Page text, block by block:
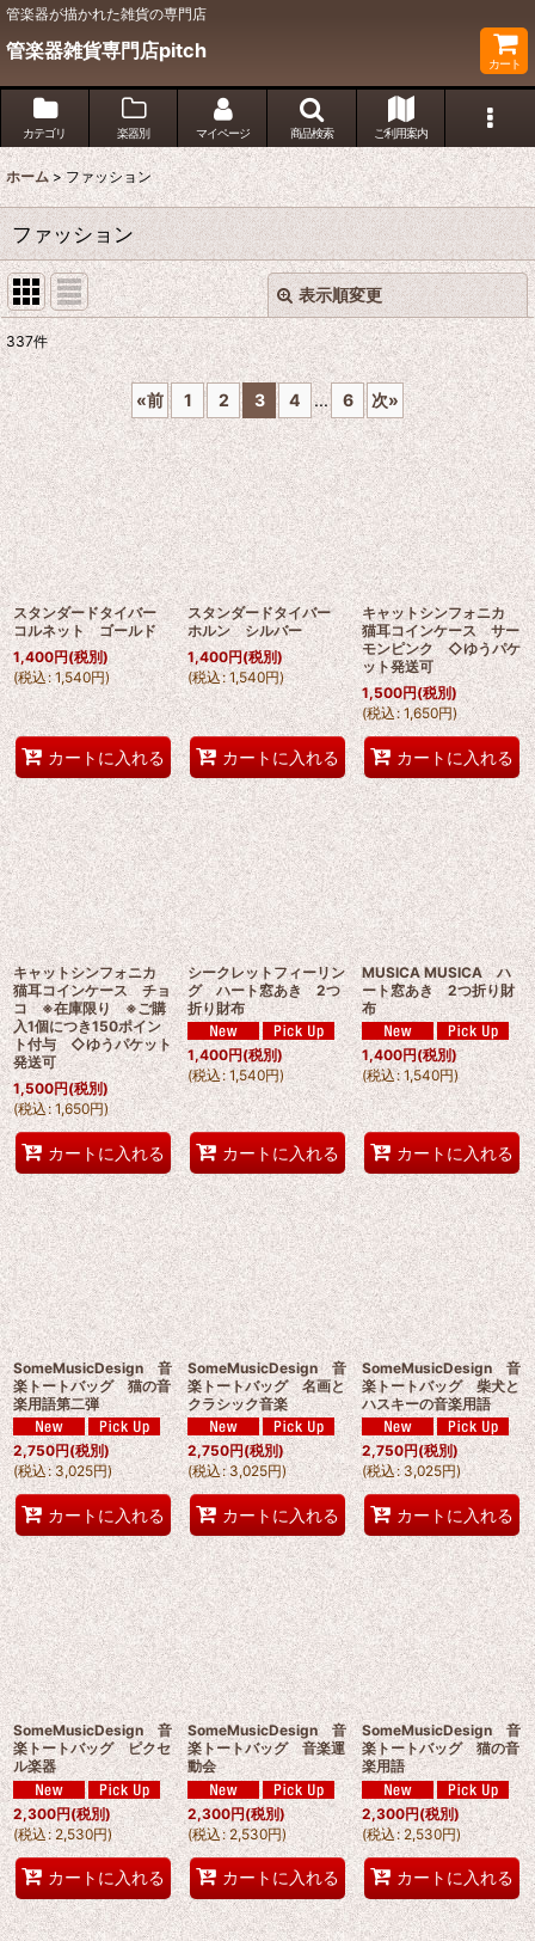
管楽器が描かれた雑貨の専門店
管楽器雑貨専門店pitch
カート
カテゴリ 楽器別 マイページ 商品検索 ご利用案内
ホーム > ファッション
ファッション
表示順変更
サブカテゴリ:
表示数:
並び順:
絞り込む
閉じる
337件
«前 1 2 3 4 ... 6 次»
スタンダードタイバー
コルネット ゴールド
1,400円(税別)
(税込: 1,540円)
カートに入れる
スタンダードタイバー
ホルン シルバー
1,400円(税別)
(税込: 1,540円)
カートに入れる
キャットシンフォニカ
猫耳コインケース サー
モンピンク ◇ゆうパケ
ット発送可
1,500円(税別)
(税込: 1,650円)
カートに入れる
キャットシンフォニカ
猫耳コインケース チョ
コ ※在庫限り ※ご購
入1個につき150ポイン
ト付与 ◇ゆうパケット
発送可
1,500円(税別)
(税込: 1,650円)
カートに入れる
シークレットフィーリン
グ ハート窓あき 2つ
折り財布
1,400円(税別)
(税込: 1,540円)
カートに入れる
MUSICA MUSICA ハ
ート窓あき 2つ折り財
布
1,400円(税別)
(税込: 1,540円)
カートに入れる
SomeMusicDesign 音
楽トートバッグ 猫の音
楽用語第二弾
2,750円(税別)
(税込: 3,025円)
カートに入れる
SomeMusicDesign 音
楽トートバッグ 名画と
クラシック音楽
2,750円(税別)
(税込: 3,025円)
カートに入れる
SomeMusicDesign 音
楽トートバッグ 柴犬と
ハスキーの音楽用語
2,750円(税別)
(税込: 3,025円)
カートに入れる
SomeMusicDesign 音
楽トートバッグ ピクセ
ル楽器
2,300円(税別)
(税込: 2,530円)
カートに入れる
SomeMusicDesign 音
楽トートバッグ 音楽運
動会
2,300円(税別)
(税込: 2,530円)
カートに入れる
SomeMusicDesign 音
楽トートバッグ 猫の音
楽用語
2,300円(税別)
(税込: 2,530円)
カートに入れる